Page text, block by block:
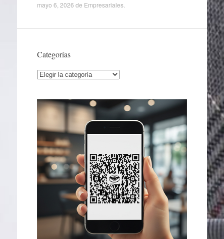
mayo 6, 2026 de Empresariales.
Categorías
Categorías